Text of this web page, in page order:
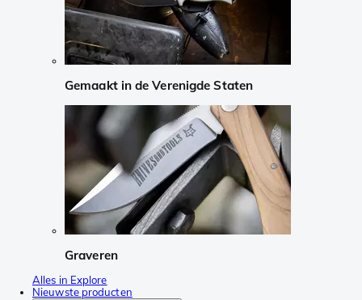
Gemaakt in de Verenigde Staten
Graveren
Alles in Explore
Nieuwste producten